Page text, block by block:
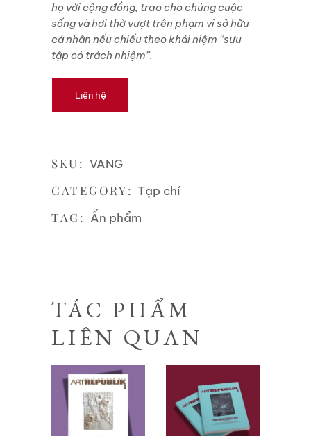
họ với cộng đồng, trao cho chúng cuộc
sống và hơi thở vượt trên phạm vi sở hữu
cá nhân nếu chiếu theo khái niệm “sưu
tập có trách nhiệm”.
Liên hệ
SKU: VANG
CATEGORY:Tạp chí
TAG: Ấn phẩm
TÁC PHẨM
LIÊN QUAN
Liên hệ Liên hệ